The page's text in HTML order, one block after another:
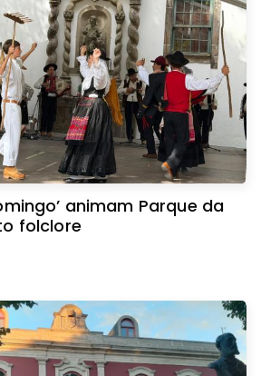
animam Parque da
folclore